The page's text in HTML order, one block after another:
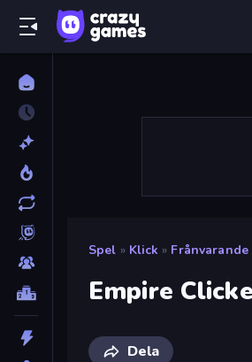
Spel » Klick » Frånvarande
Empire
Dela